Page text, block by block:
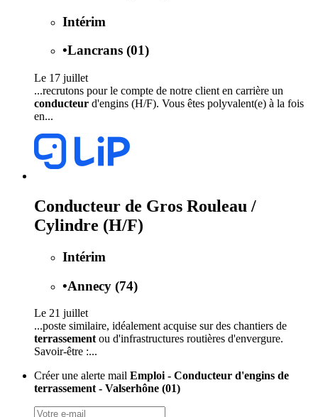
Intérim
•Lancrans (01)
Le 17 juillet
...recrutons pour le compte de notre client en carrière un
conducteur d'engins (H/F). Vous êtes polyvalent(e) à la fois
en...
Conducteur de Gros Rouleau /
Cylindre (H/F)
Intérim
•Annecy (74)
Le 21 juillet
...poste similaire, idéalement acquise sur des chantiers de
terrassement ou d'infrastructures routières d'envergure.
Savoir-être :...
Créer une alerte mail Emploi - Conducteur d'engins de
terrassement - Valserhône (01)